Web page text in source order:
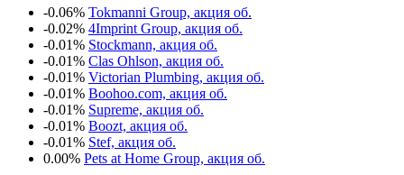
-0.06% Tokmanni Group, акция об.
-0.02% 4Imprint Group, акция об.
-0.01% Stockmann, акция об.
-0.01% Clas Ohlson, акция об.
-0.01% Victorian Plumbing, акция об.
-0.01% Boohoo.com, акция об.
-0.01% Supreme, акция об.
-0.01% Boozt, акция об.
-0.01% Stef, акция об.
0.00% Pets at Home Group, акция об.